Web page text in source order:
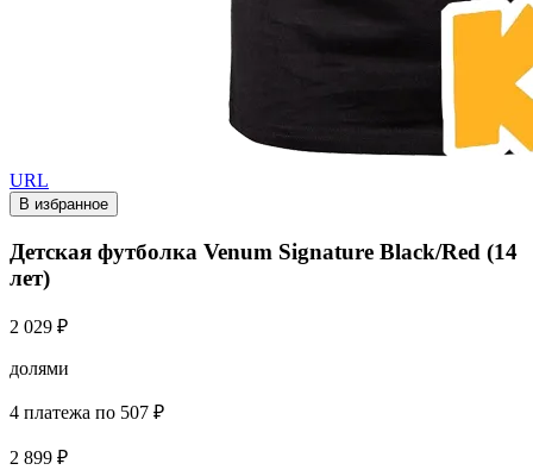
URL
В избранное
Детская футболка Venum Signature Black/Red (14
лет)
2 029 ₽
долями
4 платежа по 507 ₽
2 899 ₽